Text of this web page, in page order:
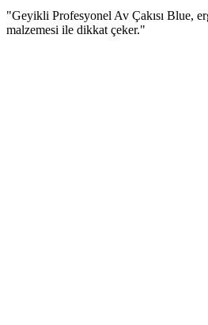
"Geyikli Profesyonel Av Çakısı Blue,
malzemesi ile dikkat çeker."